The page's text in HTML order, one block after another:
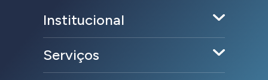
Institucional
Serviços